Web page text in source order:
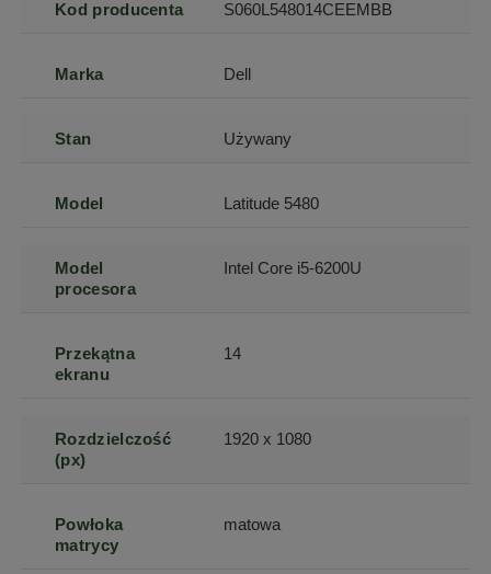
Kod producenta S060L548014CEEMBB
Marka Dell
Stan Używany
Model Latitude 5480
Model
procesora
Intel Core i5-6200U
Przekątna
ekranu
14
Rozdzielczość
(px)
1920 x 1080
Powłoka
matrycy
matowa